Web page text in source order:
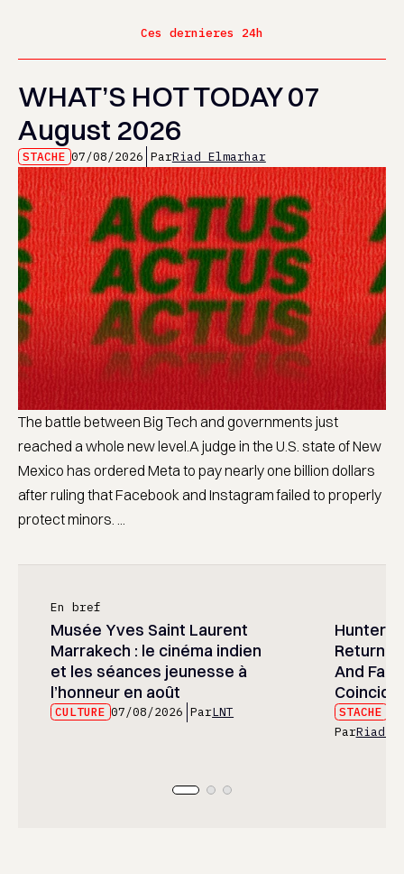
Ces dernieres 24h
WHAT’S HOT TODAY 07
August 2026
STACHE 07/08/2026 ParRiad Elmarhar
The battle between Big Tech and governments just
reached a whole new level.A judge in the U.S. state of New
Mexico has ordered Meta to pay nearly one billion dollars
after ruling that Facebook and Instagram failed to properly
protect minors. ...
En bref
Musée Yves Saint Laurent
Marrakech : le cinéma indien
et les séances jeunesse à
l’honneur en août
CULTURE 07/08/2026 ParLNT
Hunter
And
STACHE
ParRiad